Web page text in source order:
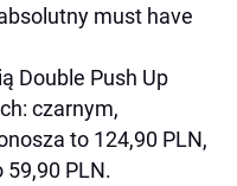
must have
Double Push Up
czarnym,
to 124,90 PLN,
PLN.